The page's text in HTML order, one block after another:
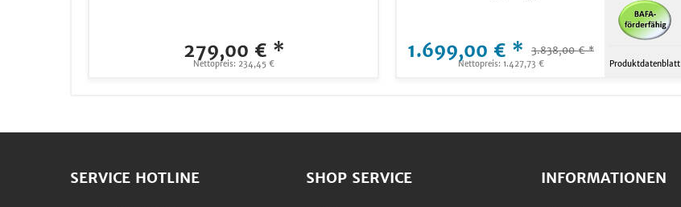
279,00 € *
Nettopreis: 234,45 €
1.699,00 € * 3.838,00 € *
Nettopreis: 1.427,73 € Produktdatenblatt
SERVICE HOTLINE SHOP SERVICE INFORMATIONEN